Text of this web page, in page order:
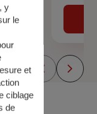
y
le
et
ciblage
de